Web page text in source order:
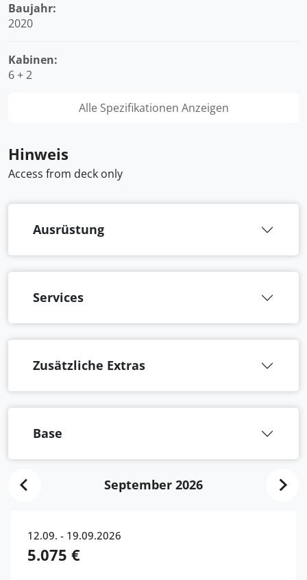
Baujahr:
2020
Kabinen:
6 + 2
Alle Spezifikationen Anzeigen
Hinweis
Access from deck only
Ausrüstung
Services
Zusätzliche Extras
Base
September 2026
12.09. - 19.09.2026
5.075 €